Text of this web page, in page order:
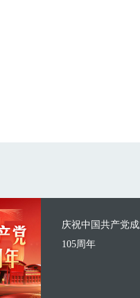
庆祝中国共产党
105周年